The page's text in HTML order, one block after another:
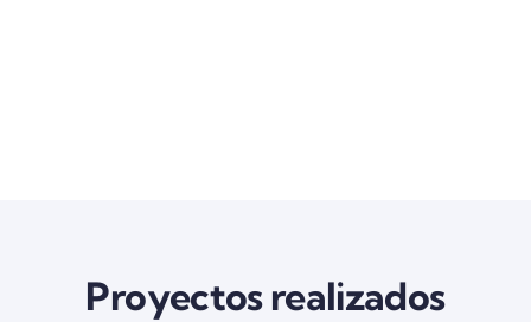
Proyectos realizados